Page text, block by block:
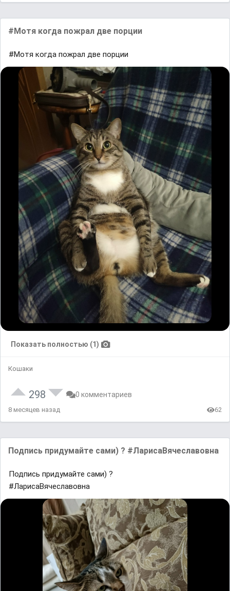
#Мотя когда пожрал две порции
#Мотя когда пожрал две порции
Показать полностью (1)
Кошаки
298 0 комментариев
8 месяцев назад 62
Подпись придумайте сами) ? #ЛарисаВячеславовна
Подпись придумайте сами) ?
#ЛарисаВячеславовна